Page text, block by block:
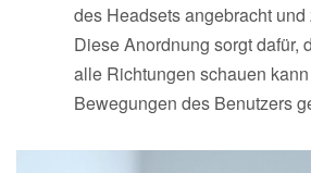
des Headsets angebracht
Diese Anordnung sorgt dafür,
alle Richtungen schauen
Bewegungen des Benutzers